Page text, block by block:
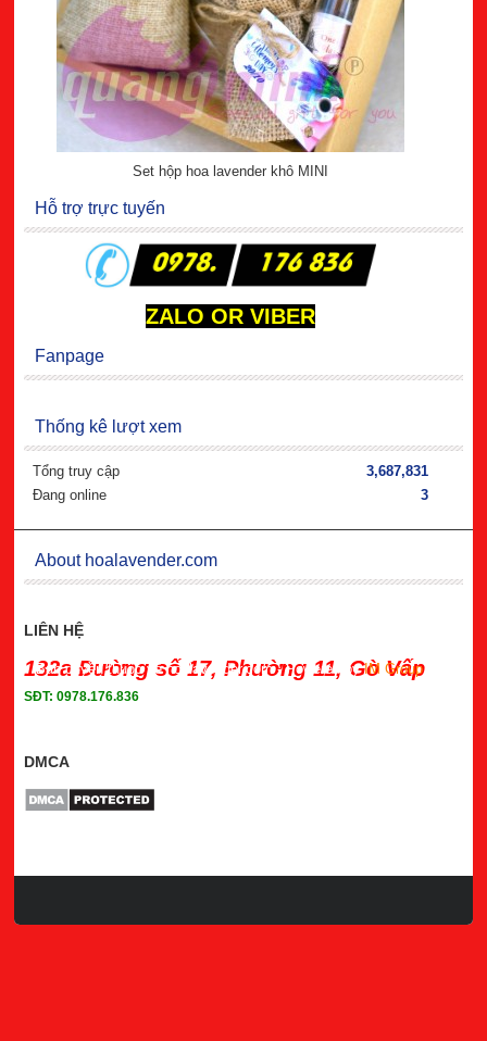
Set hộp hoa lavender khô MINI
Hỗ trợ trực tuyến
ZALO OR VIBER
Fanpage
Thống kê lượt xem
Tổng truy cập
3,687,831
Đang online
3
About hoalavender.com
LIÊN HỆ
132a Đường số 17, Phường 11, Gò Vấp
SĐT: 0978.176.836
DMCA
Bản quyền thuộc về hoalavender.com- Powered byIM Group